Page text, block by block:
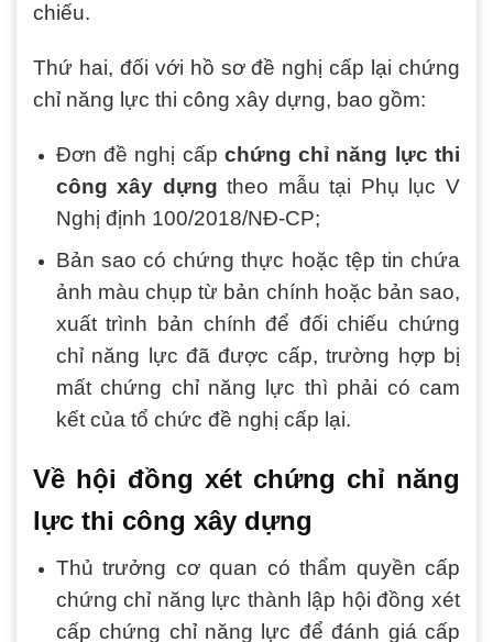
chiếu.
Thứ hai, đối với hồ sơ đề nghị cấp lại chứng
chỉ năng lực thi công xây dựng, bao gồm:
Đơn đề nghị cấp chứng chỉ năng lực thi
công xây dựng theo mẫu tại Phụ lục V
Nghị định 100/2018/NĐ-CP;
Bản sao có chứng thực hoặc tệp tin chứa
ảnh màu chụp từ bản chính hoặc bản sao,
xuất trình bản chính để đối chiếu chứng
chỉ năng lực đã được cấp, trường hợp bị
mất chứng chỉ năng lực thì phải có cam
kết của tổ chức đề nghị cấp lại.
Về hội đồng xét chứng chỉ năng
lực thi công xây dựng
Thủ trưởng cơ quan có thẩm quyền cấp
chứng chỉ năng lực thành lập hội đồng xét
cấp chứng chỉ năng lực để đánh giá cấp